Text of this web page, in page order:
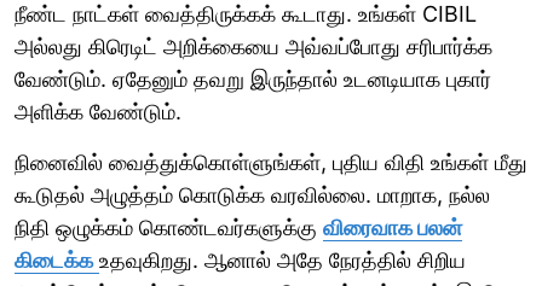
நீண்ட நாட்கள் வைத்திருக்கக் கூடாது. உங்கள் CIBIL
அல்லது கிரெடிட் அறிக்கையை அவ்வப்போது சரிபார்க்க
வேண்டும். ஏதேனும் தவறு இருந்தால் உடனடியாக புகார்
அளிக்க வேண்டும்.
நினைவில் வைத்துக்கொள்ளுங்கள், புதிய விதி உங்கள் மீது
கூடுதல் அழுத்தம் கொடுக்க வரவில்லை. மாறாக, நல்ல
நிதி ஒழுக்கம் கொண்டவர்களுக்கு விரைவாக பலன்
கிடைக்க உதவுகிறது. ஆனால் அதே நேரத்தில் சிறிய